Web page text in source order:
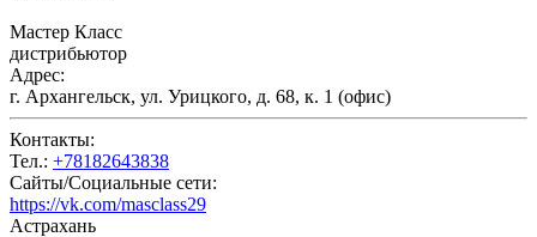
Мастер Класс
дистрибьютор
Адрес:
г. Архангельск, ул. Урицкого, д. 68, к. 1 (офис)
Контакты:
Тел.: +78182643838
Сайты/Социальные сети:
https://vk.com/masclass29
Астрахань